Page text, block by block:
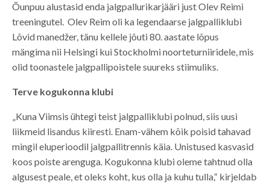
Õunpuu alustasid enda jalgpallurikarjääri just Olev Reimi
treeningutel. Olev Reim oli ka legendaarse jalgpalliklubi
Lõvid manedžer, tänu kellele jõuti 80. aastate lõpus
mängima nii Helsingi kui Stockholmi noorteturniiridele, mis
olid toonastele jalgpallipoistele suureks stiimuliks.
Terve kogukonna klubi
„Kuna Viimsis ühtegi teist jalgpalliklubi polnud, siis uusi
liikmeid lisandus kiiresti. Enam-vähem kõik poisid tahavad
mingil eluperioodil jalgpallitrennis käia. Unistused kasvasid
koos poiste arenguga. Kogukonna klubi oleme tahtnud olla
algusest peale, et oleks koht, kus olla ja kuhu tulla,“ kirjeldab